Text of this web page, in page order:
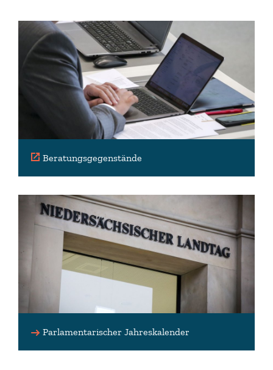
Beratungsgegenstände
Parlamentarischer Jahreskalender